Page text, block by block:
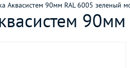
Aквасистем 90мм RAL 6005 зеленый